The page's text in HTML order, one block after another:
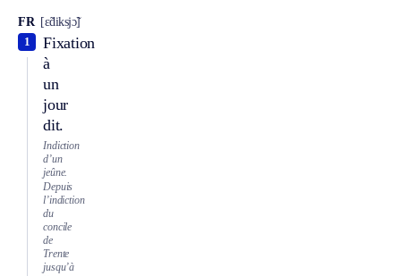
FR [ɛ̃diksjɔ̃]
Fixation
à
un
jour
dit.
1
Indiction
d’un
jeûne.
Depuis
l’indiction
du
concile
de
Trente
jusqu’à